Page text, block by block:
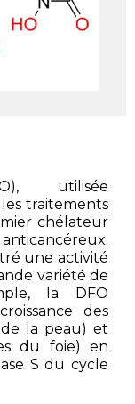
utilisée
traitements
chélateur
une activité
variété de
la DFO
des
la peau) et
du foie) en
S du cycle